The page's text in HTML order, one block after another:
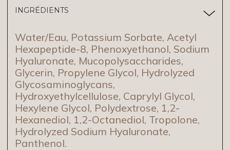
INGRÉDIENTS
Water/Eau, Potassium Sorbate, Acetyl
Hexapeptide-8, Phenoxyethanol, Sodium
Hyaluronate, Mucopolysaccharides,
Glycerin, Propylene Glycol, Hydrolyzed
Glycosaminoglycans,
Hydroxyethylcellulose, Caprylyl Glycol,
Hexylene Glycol, Polydextrose, 1,2-
Hexanediol, 1,2-Octanediol, Tropolone,
Hydrolyzed Sodium Hyaluronate,
Panthenol.